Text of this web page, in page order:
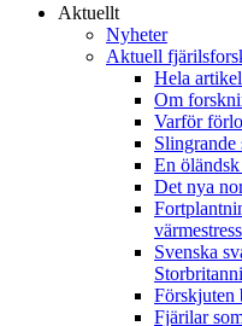
Aktuellt
Nyheter
Aktuell
Hela
Om
Varför
Slingrande
En
Det nya
Svenska
Förskjuten
Fjärilar